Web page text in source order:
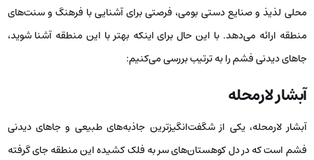
محلی لذیذ و صنایع دستی بومی، فرصتی برای آشنایی با فرهنگ و سنت‌های
منطقه ارائه می‌دهد. با این حال برای اینکه بهتر با این منطقه آشنا شوید،
جاهای دیدنی فشم را به ترتیب بررسی می‌کنیم:
آبشار لارمحله
آبشار لارمحله، یکی از شگفت‌انگیزترین جاذبه‌های طبیعی و جاهای دیدنی
فشم است که در دل کوهستان‌های سر به فلک کشیده این منطقه جای گرفته